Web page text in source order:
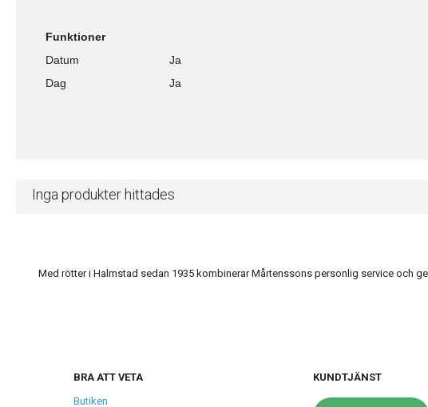
Funktioner
Datum
Ja
Dag
Ja
Inga produkter hittades
Med rötter i Halmstad sedan 1935 kombinerar Mårtenssons personlig service och
BRA ATT VETA
Butiken
KUNDTJÄNST